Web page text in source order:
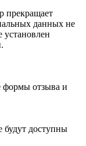
прекращает
данных не
установлен
формы отзыва и
доступны